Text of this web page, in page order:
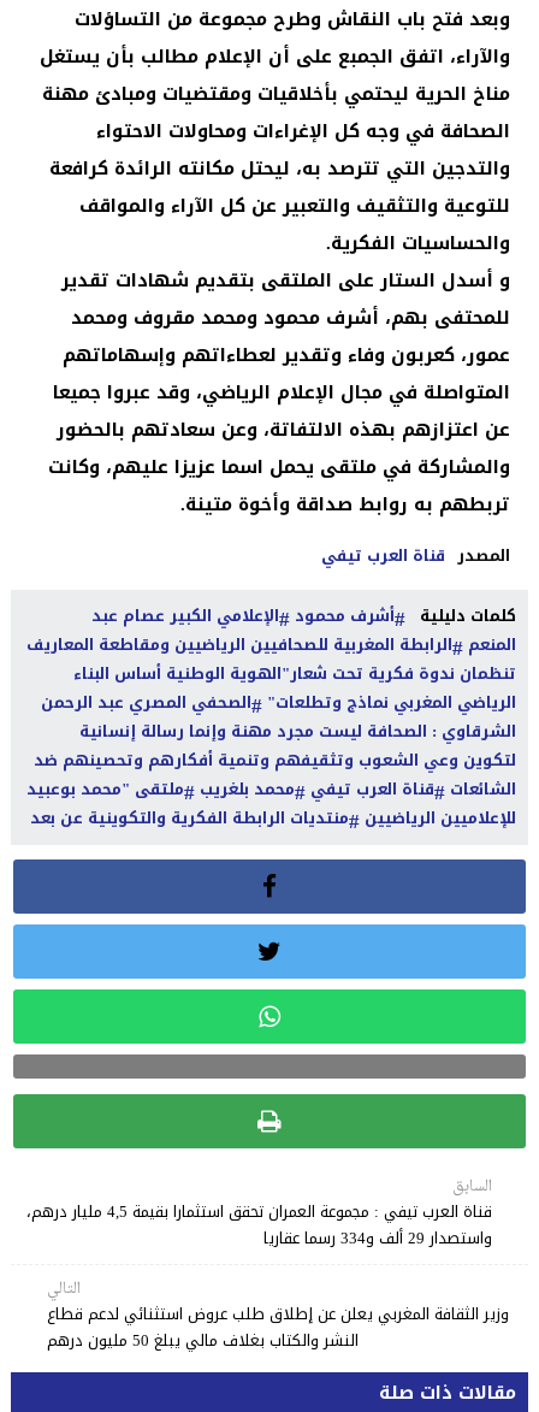
وبعد فتح باب النقاش وطرح مجموعة من التساؤلات
والآراء، اتفق الجمبع على أن الإعلام مطالب بأن يستغل
مناخ الحرية ليحتمي بأخلاقيات ومقتضيات ومبادئ مهنة
الصحافة في وجه كل الإغراءات ومحاولات الاحتواء
والتدجين التي تترصد به، ليحتل مكانته الرائدة كرافعة
للتوعية والتثقيف والتعبير عن كل الآراء والمواقف
والحساسيات الفكرية.
و أسدل الستار على الملتقى بتقديم شهادات تقدير
للمحتفى بهم، أشرف محمود ومحمد مقروف ومحمد
عمور، كعربون وفاء وتقدير لعطاءاتهم وإسهاماتهم
المتواصلة في مجال الإعلام الرياضي، وقد عبروا جميعا
عن اعتزازهم بهذه الالتفاتة، وعن سعادتهم بالحضور
والمشاركة في ملتقى يحمل اسما عزيزا عليهم، وكانت
تربطهم به روابط صداقة وأخوة متينة.
المصدر قناة العرب تيفي
كلمات دليلية
أشرف محمود الإعلامي الكبير عصام عبد
المنعم الرابطة المغربية للصحافيين الرياضيين ومقاطعة المعاريف
تنظمان ندوة فكرية تحت شعار"الهوية الوطنية أساس البناء
الرياضي المغربي نماذج وتطلعات" الصحفي المصري عبد الرحمن
الشرقاوي : الصحافة ليست مجرد مهنة وإنما رسالة إنسانية
لتكوين وعي الشعوب وتثقيفهم وتنمية أفكارهم وتحصينهم ضد
الشائعات قناة العرب تيفي محمد بلغريب ملتقى "محمد بوعبيد
للإعلاميين الرياضيين منتديات الرابطة الفكرية والتكوينية عن بعد
السابق
قناة العرب تيفي : مجموعة العمران تحقق استثمارا بقيمة 4,5 مليار درهم،
واستصدار 29 ألف و334 رسما عقاريا
التالي
وزير الثقافة المغربي يعلن عن إطلاق طلب عروض استثنائي لدعم قطاع
النشر والكتاب بغلاف مالي يبلغ 50 مليون درهم
مقالات ذات صلة